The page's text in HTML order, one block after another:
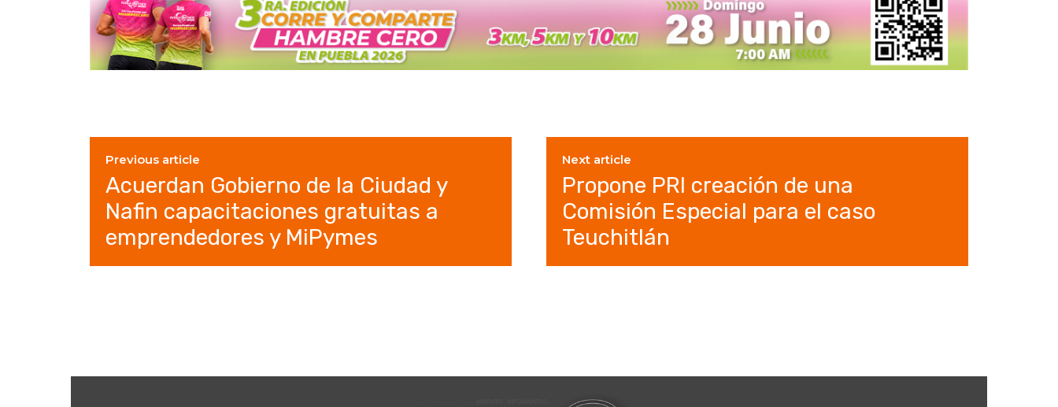
Previous article
Acuerdan Gobierno de la Ciudad y
Nafin capacitaciones gratuitas a
emprendedores y MiPymes
Next article
Propone PRI creación de una
Comisión Especial para el caso
Teuchitlán